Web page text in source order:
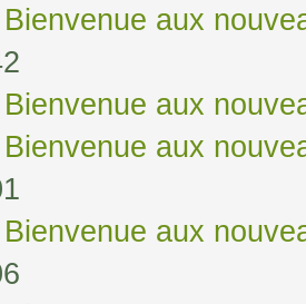
aux
aux
aux
aux